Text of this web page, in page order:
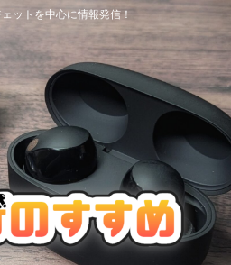
ットを中心に情報発信！